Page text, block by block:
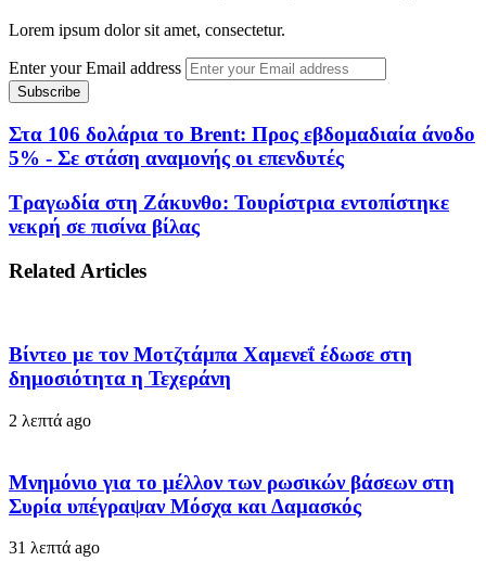
Lorem ipsum dolor sit amet, consectetur.
Enter your Email address
Στα 106 δολάρια το Brent: Προς εβδομαδιαία άνοδο
5% - Σε στάση αναμονής οι επενδυτές
Τραγωδία στη Ζάκυνθο: Τουρίστρια εντοπίστηκε
νεκρή σε πισίνα βίλας
Related Articles
Βίντεο με τον Μοτζτάμπα Χαμενεΐ έδωσε στη
δημοσιότητα η Τεχεράνη
2 λεπτά ago
Μνημόνιο για το μέλλον των ρωσικών βάσεων στη
Συρία υπέγραψαν Μόσχα και Δαμασκός
31 λεπτά ago